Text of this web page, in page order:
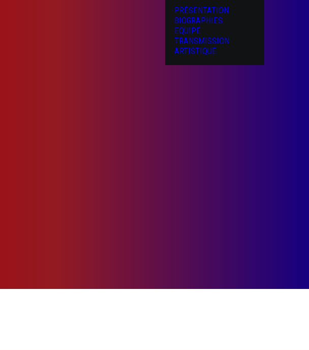
PRÉSENTATION
BIOGRAPHIES
EQUIPE
TRANSMISSION
ARTISTIQUE